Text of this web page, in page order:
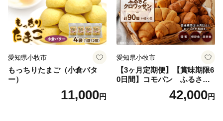
愛知県小牧市
もっちりたまご（小倉バタ
ー）
11,000円
愛知県小牧市
【3ヶ月定期便】【賞味期限6
0日間】コモパン ふるさと
クロワッサンセット（計90
個）／災害用備蓄 保存食 非
42,000円